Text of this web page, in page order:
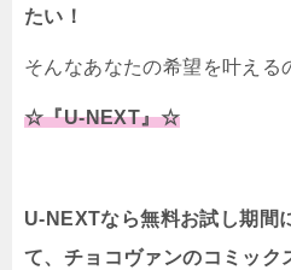
たい！
そんなあなたの希望を叶える
☆『U-NEXT』☆
U-NEXTなら無料お試し期間
て、チョコヴァンのコミック